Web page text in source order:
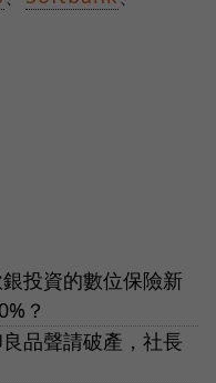
投資的數位保險新
？
品聲請破產，社長